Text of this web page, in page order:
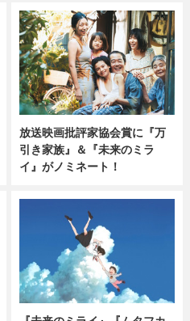
放送映画批評家協会賞に『万
引き家族』＆『未来のミラ
イ』がノミネート！